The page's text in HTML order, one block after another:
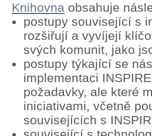
Knihovna obsahuje
postupy související s
rozšiřují a vyvíjejí
svých komunit, jako
postupy týkající se
implementaci
požadavky, ale které
iniciativami, včetně
souvisejících s